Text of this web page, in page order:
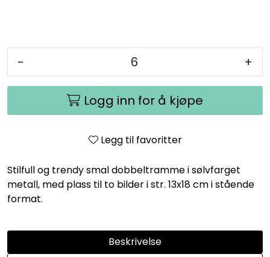
- +
Logg inn for å kjøpe
Legg til favoritter
Stilfull og trendy smal dobbeltramme i sølvfarget
metall, med plass til to bilder i str. 13x18 cm i stående
format.
Beskrivelse